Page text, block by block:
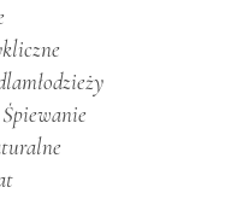
Śpiewanie